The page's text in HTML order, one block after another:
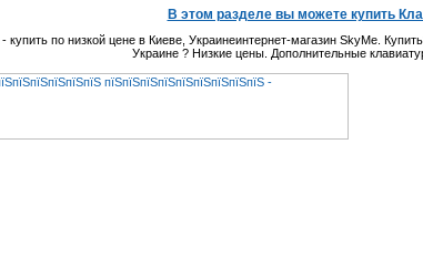
В этом разделе вы можете купить
- купить по низкой цене в Киеве, Украинеинтернет-магазин SkyMe.
Украине ? Низкие цены. Дополнительные